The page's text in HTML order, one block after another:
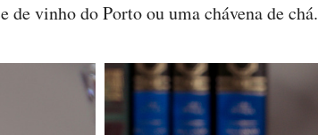
vinho do Porto ou uma chávena de chá.